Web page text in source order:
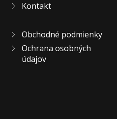
Kontakt
Obchodné podmienky
Ochrana osobných
údajov